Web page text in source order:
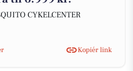
CYKELCENTER
Kopiér link